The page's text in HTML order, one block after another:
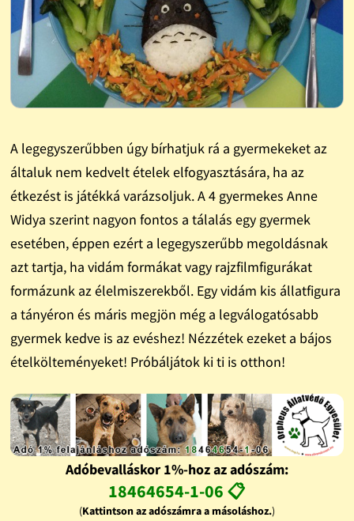
A legegyszerűbben úgy bírhatjuk rá a gyermekeket az
általuk nem kedvelt ételek elfogyasztására, ha az
étkezést is játékká varázsoljuk. A 4 gyermekes Anne
Widya szerint nagyon fontos a tálalás egy gyermek
esetében, éppen ezért a legegyszerűbb megoldásnak
azt tartja, ha vidám formákat vagy rajzfilmfigurákat
formázunk az élelmiszerekből. Egy vidám kis állatfigura
a tányéron és máris megjön még a legválogatósabb
gyermek kedve is az evéshez! Nézzétek ezeket a bájos
ételkölteményeket! Próbáljátok ki ti is otthon!
Adóbevalláskor 1%-hoz az adószám:
18464654-1-06 📋
(Kattintson az adószámra a másoláshoz.)